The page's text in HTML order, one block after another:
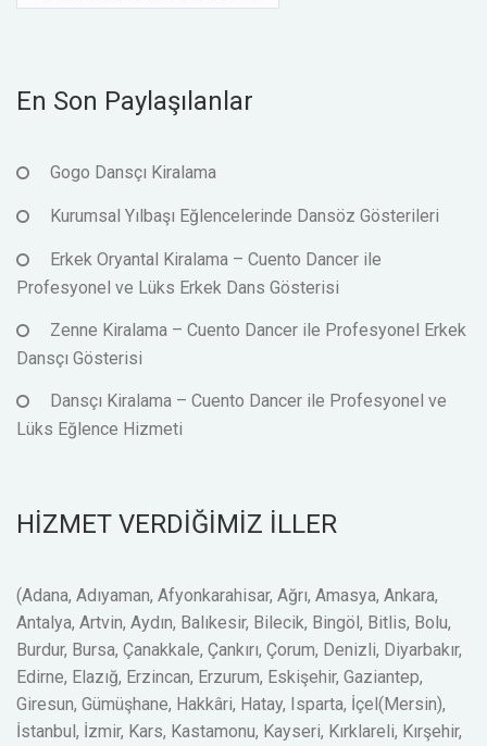
En Son Paylaşılanlar
Gogo Dansçı Kiralama
Kurumsal Yılbaşı Eğlencelerinde Dansöz Gösterileri
Erkek Oryantal Kiralama – Cuento Dancer ile
Profesyonel ve Lüks Erkek Dans Gösterisi
Zenne Kiralama – Cuento Dancer ile Profesyonel Erkek
Dansçı Gösterisi
Dansçı Kiralama – Cuento Dancer ile Profesyonel ve
Lüks Eğlence Hizmeti
HİZMET VERDİĞİMİZ İLLER
(Adana, Adıyaman, Afyonkarahisar, Ağrı, Amasya, Ankara,
Antalya, Artvin, Aydın, Balıkesir, Bilecik, Bingöl, Bitlis, Bolu,
Burdur, Bursa, Çanakkale, Çankırı, Çorum, Denizli, Diyarbakır,
Edirne, Elazığ, Erzincan, Erzurum, Eskişehir, Gaziantep,
Giresun, Gümüşhane, Hakkâri, Hatay, Isparta, İçel(Mersin),
İstanbul, İzmir, Kars, Kastamonu, Kayseri, Kırklareli, Kırşehir,